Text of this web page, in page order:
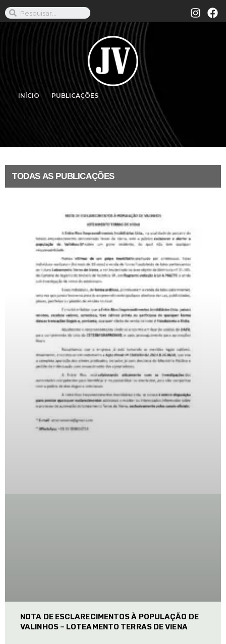
INÍCIO PUBLICAÇÕES
TODAS AS PUBLICAÇÕES
NOTA DE ESCLARECIMENTOS À POPULAÇÃO DE
VALINHOS – LOTEAMENTO TERRAS DE VIENA